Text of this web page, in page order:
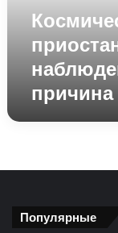
причина
Популярные